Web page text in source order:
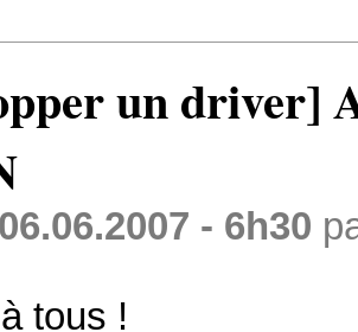
un driver]
06.06.2007 - 6h30
tous !